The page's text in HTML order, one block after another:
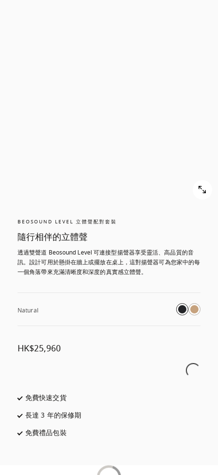
BEOSOUND LEVEL 立體聲配對套裝
隨行相伴的立體聲
透過雙聲道 Beosound Level 可連接型揚聲器享受靈活、高品質的音
訊。設計可用於懸掛在牆上或擺放在桌上，這對揚聲器可為您家中的每
一個角落帶來充滿清晰度和深度的真實感立體聲。
Natural
HK$25,960
免費快速交貨以新標籤頁開啟
長達 3 年的保修期
免費禮品包裝以新標籤頁開啟